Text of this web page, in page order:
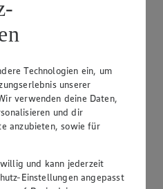
Technologien ein, um
unserer
verwenden deine Daten,
und dir
anzubieten, sowie für
und kann jederzeit
Einstellungen angepasst